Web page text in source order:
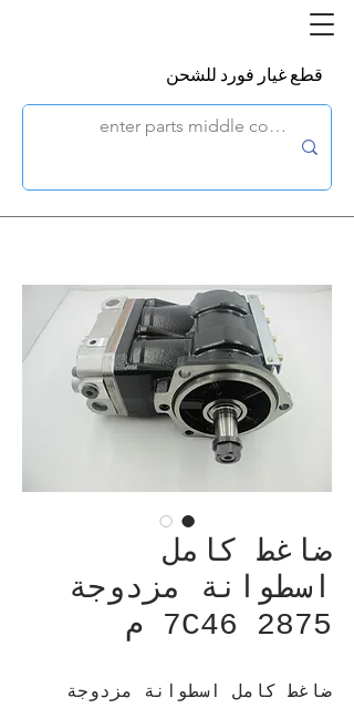
قطع غيار فورد للشحن
ضاغط كامل
اسطوانة مزدوجة
7C46 2875 م
ضاغط كامل اسطوانة مزدوجة